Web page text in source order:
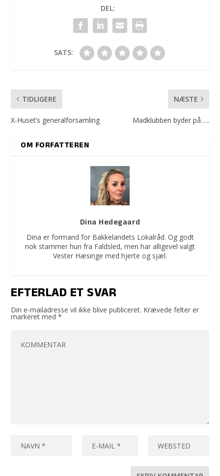
DEL:
SATS:
TIDLIGERE
X-Huset’s generalforsamling
NÆSTE
Madklubben byder på…..
OM FORFATTEREN
Dina Hedegaard
Dina er formand for Bakkelandets Lokalråd. Og godt
nok stammer hun fra Faldsled, men har alligevel valgt
Vester Hæsinge med hjerte og sjæl.
EFTERLAD ET SVAR
Din e-mailadresse vil ikke blive publiceret. Krævede felter er
markeret med*